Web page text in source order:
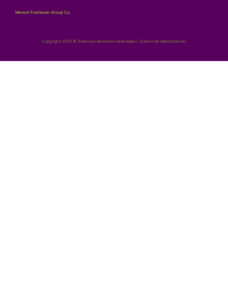
Mescot Footwear Group Co.
Copyright 2018 © Todos los derechos reservados. Diseño de Mescotshoes